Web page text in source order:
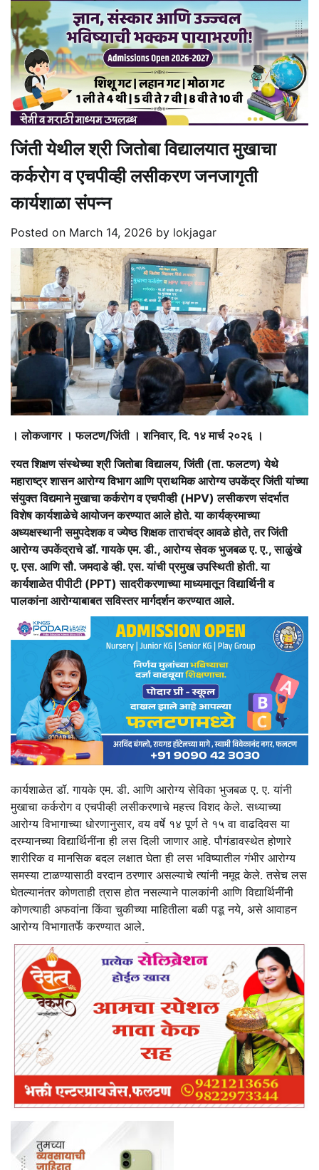
जिंती येथील श्री जितोबा विद्यालयात मुखाचा
कर्करोग व एचपीव्ही लसीकरण जनजागृती
कार्यशाळा संपन्न
Posted on March 14, 2026 by lokjagar
। लोकजागर । फलटण/जिंती । शनिवार, दि. १४ मार्च २०२६ ।
रयत शिक्षण संस्थेच्या श्री जितोबा विद्यालय, जिंती (ता. फलटण) येथे
महाराष्ट्र शासन आरोग्य विभाग आणि प्राथमिक आरोग्य उपकेंद्र जिंती यांच्या
संयुक्त विद्यमाने मुखाचा कर्करोग व एचपीव्ही (HPV) लसीकरण संदर्भात
विशेष कार्यशाळेचे आयोजन करण्यात आले होते. या कार्यक्रमाच्या
अध्यक्षस्थानी समुपदेशक व ज्येष्ठ शिक्षक ताराचंद्र आवळे होते, तर जिंती
आरोग्य उपकेंद्राचे डॉ. गायके एम. डी., आरोग्य सेवक भुजबळ ए. ए., साळुंखे
ए. एस. आणि सौ. जमदाडे व्ही. एस. यांची प्रमुख उपस्थिती होती. या
कार्यशाळेत पीपीटी (PPT) सादरीकरणाच्या माध्यमातून विद्यार्थिनी व
पालकांना आरोग्याबाबत सविस्तर मार्गदर्शन करण्यात आले.
कार्यशाळेत डॉ. गायके एम. डी. आणि आरोग्य सेविका भुजबळ ए. ए. यांनी
मुखाचा कर्करोग व एचपीव्ही लसीकरणाचे महत्त्व विशद केले. सध्याच्या
आरोग्य विभागाच्या धोरणानुसार, वय वर्षे १४ पूर्ण ते १५ वा वाढदिवस या
दरम्यानच्या विद्यार्थिनींना ही लस दिली जाणार आहे. पौगंडावस्थेत होणारे
शारीरिक व मानसिक बदल लक्षात घेता ही लस भविष्यातील गंभीर आरोग्य
समस्या टाळण्यासाठी वरदान ठरणार असल्याचे त्यांनी नमूद केले. तसेच लस
घेतल्यानंतर कोणताही त्रास होत नसल्याने पालकांनी आणि विद्यार्थिनींनी
कोणत्याही अफवांना किंवा चुकीच्या माहितीला बळी पडू नये, असे आवाहन
आरोग्य विभागातर्फे करण्यात आले.